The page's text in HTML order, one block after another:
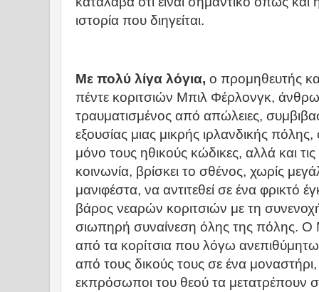
ιστορία που διηγείται.
Με πολύ λίγα λόγια, ο προμηθευτής
πέντε κοριτσιών Μπιλ Φέρλονγκ,
τραυματισμένος από απώλειες,
εξουσίας μιας μικρής ιρλανδικής
μόνο τους ηθικούς κώδικες, αλλά και
κοινωνία, βρίσκει το σθένος, χωρίς
μανιφέστα, να αντιτεθεί σε ένα φρικτό
βάρος νεαρών κοριτσιών με τη
σιωπηρή συναίνεση όλης της πόλης. Ο
από τα κορίτσια που λόγω
από τους δικούς τους σε ένα
εκπρόσωποι του θεού τα μετατρέπουν